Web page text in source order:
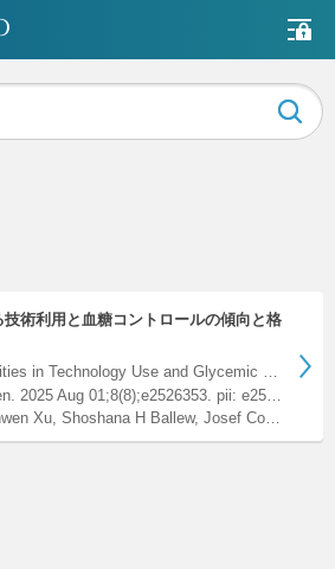
術利用と血糖コントロールの傾向と格
Trends and Disparities in Technology Use and Glycemic Contro…
JAMA network open. 2025 Aug 01;8(8);e2526353. pii: e2526353.
Michael Fang, Yunwen Xu, Shoshana H Ballew, Josef Coresh, Justin B Echouffo-Tcheugui, Elizabeth Selvin, Jung-Im Shin